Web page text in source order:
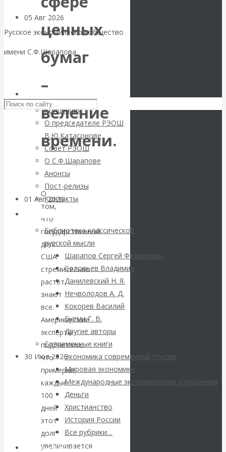
Русское экономическое общество
имени С.Ф.Шарапова
Концепция
О председателе РЭОШ
В.Ю.Катасонове
Совет РЭОШ
О С.Ф.Шарапове
Анонсы
Пост-релизы
Контакты
Библиотека классической
русской мысли
Шарапов Сергей Федорович
Соловьев Владимир
Данилевский Н. Я.
Нечволодов А. Д.
Кокорев Василий
Бутми Г. В.
Другие авторы
Современные книги
Экономика современной России
Мировая экономика
Международные экономические отношения
Деньги
Христианство
История России
Все рубрики…
Авторы РЭОШ
05 Авг 2026
Валентин
Катасонов. Еще
раз на тему
блокировки
банковских
счетов
01 Авг 2026Геополитика
ВАлентин
Катасонов.
Саммит НАТО в
Турции: Drang
nach Osten
30 Июл 2026Банки
Валентин
Катасонов. Кто
определяет
ценных
бумаг
–
веление
времени.
О
том,
что
государственный
долг
США
стремительно
растет,
знают
все.
Американские
эксперты
подсчитали,
что
примерно
каждые
100
дней
этот
долг
увеличивается